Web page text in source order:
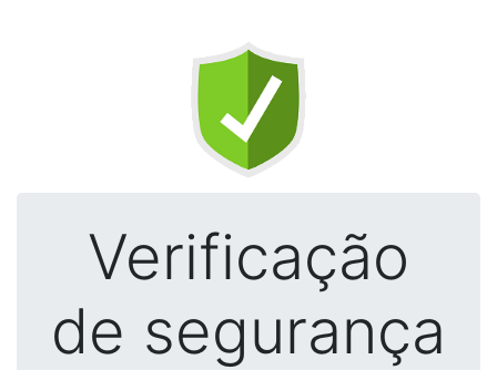
Verificação
de segurança